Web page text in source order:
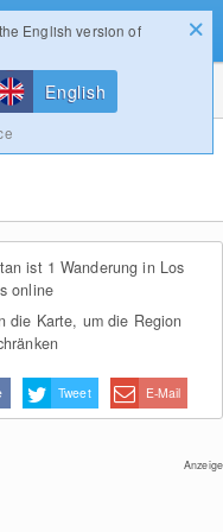
Magazin
ist 1 Wanderung in Los
online
die Karte, um die Region
Tweet E-Mail
Anzeige
Login
English version of
English